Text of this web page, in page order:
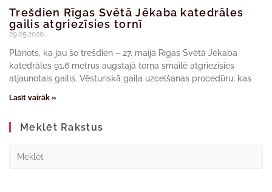
Trešdien Rīgas Svētā Jēkaba katedrāles
gailis atgriezīsies tornī
29.05.2020.
Plānots, ka jau šo trešdien – 27. maijā Rīgas Svētā Jēkaba
katedrāles 91,6 metrus augstajā torņa smailē atgriezīsies
atjaunotais gailis. Vēsturiskā gaiļa uzcelšanas procedūru, kas
Lasīt vairāk »
Meklēt Rakstus